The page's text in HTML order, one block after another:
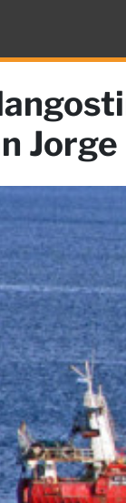
Jorge